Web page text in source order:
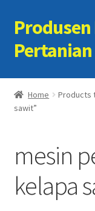
Skip
to
navigation
Skip
to
content
Produsen
Pertanian
Home
Artikel
Checkout
Home
Products
sawit”
mesin
kelapa